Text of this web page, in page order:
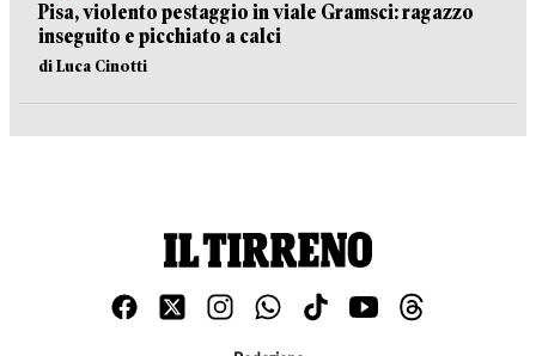
Pisa, violento pestaggio in viale Gramsci: ragazzo
inseguito e picchiato a calci
di Luca Cinotti